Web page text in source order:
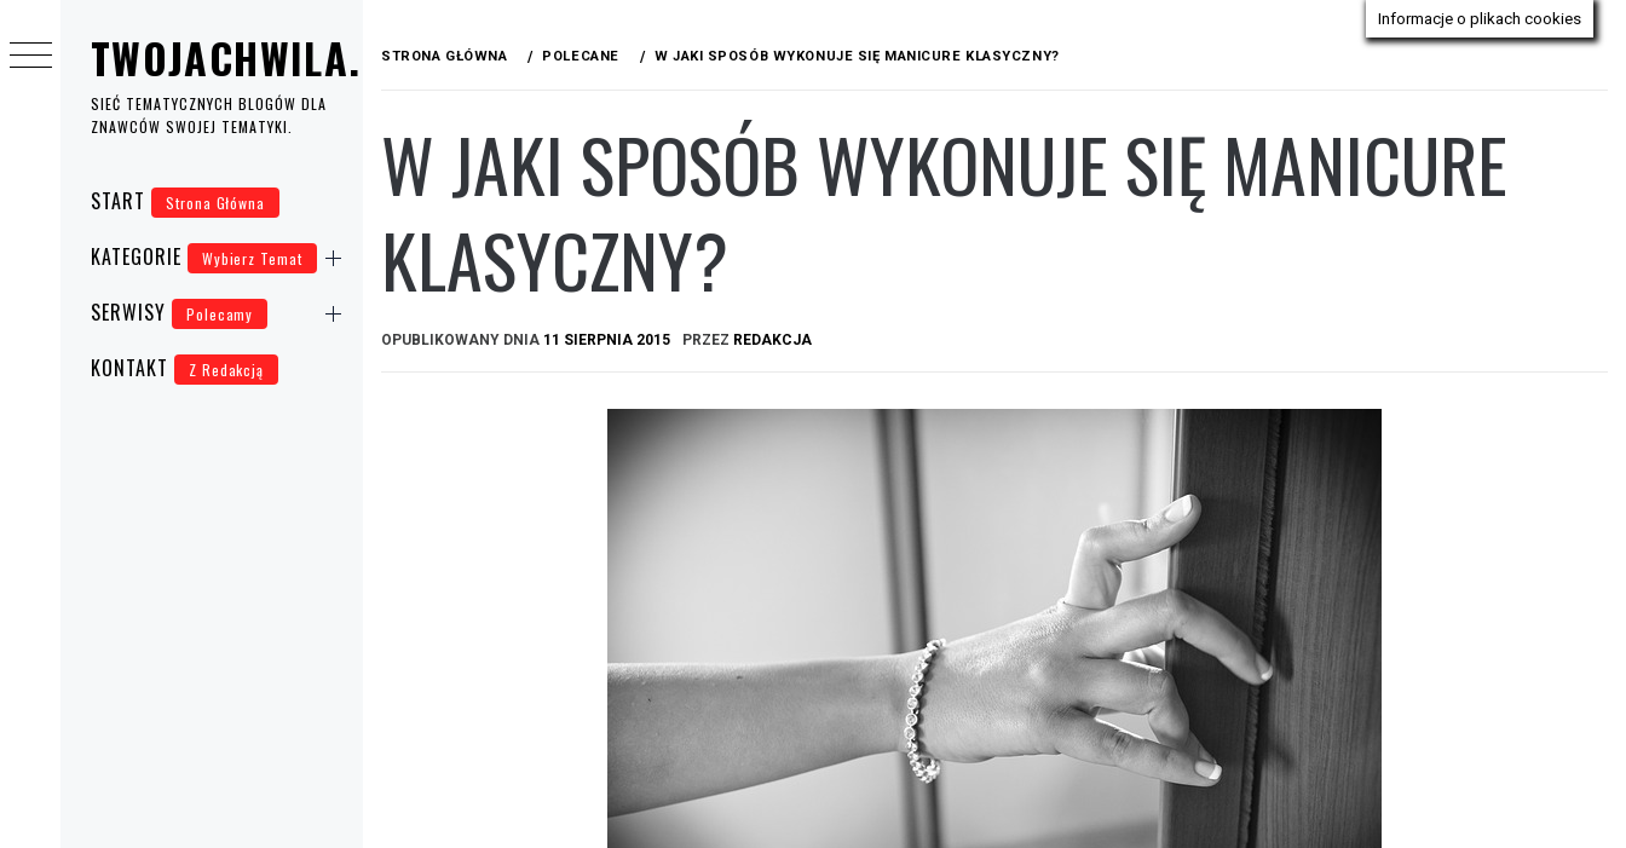
TWOJACHWILA.EU
SIEĆ TEMATYCZNYCH BLOGÓW DLA
ZNAWCÓW SWOJEJ TEMATYKI.
główneSTART Strona Główna
KATEGORIE Wybierz Temat
SERWISY Polecamy
KONTAKT Z Redakcją
do
treści
STRONA GŁÓWNA POLECANE W JAKI SPOSÓB WYKONUJE SIĘ MANICURE KLASYCZNY?
W JAKI SPOSÓB WYKONUJE SIĘ MANICURE
KLASYCZNY?
OPUBLIKOWANY DNIA 11 SIERPNIA 2015 PRZEZ REDAKCJA
Informacje o plikach cookies